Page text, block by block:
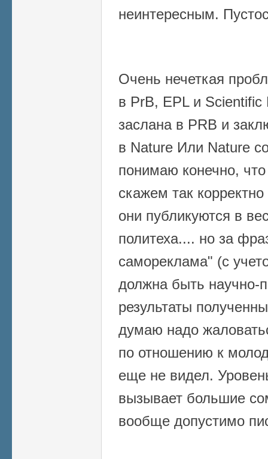
неинтересным.
Очень нечеткая
в PrB, EPL и
заслана в PRB и
в Nature Или Nature
понимаю конечно,
скажем так
они публикуются в
политеха.... но за
самореклама" (с
должна быть научно-
результаты
думаю надо
по отношению к
еще не видел.
вызывает большие
вообще допустимо